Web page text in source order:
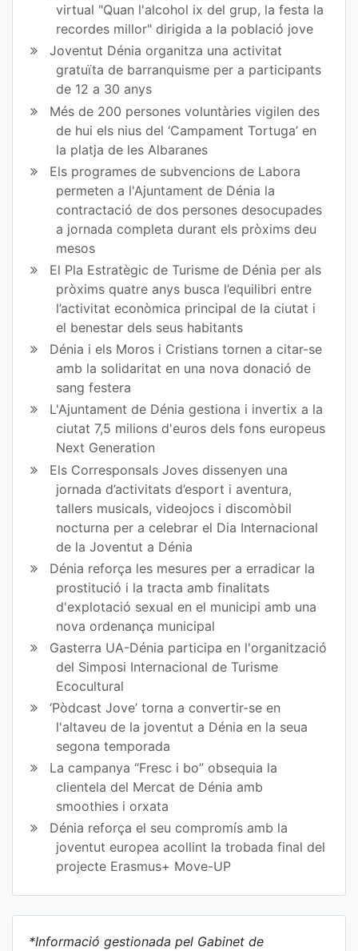
bo
ok
er
virtual "Quan l'alcohol ix del grup, la festa la
recordes millor" dirigida a la població jove
Joventut Dénia organitza una activitat
gratuïta de barranquisme per a participants
de 12 a 30 anys
Més de 200 persones voluntàries vigilen des
de hui els nius del ‘Campament Tortuga’ en
la platja de les Albaranes
Els programes de subvencions de Labora
permeten a l'Ajuntament de Dénia la
contractació de dos persones desocupades
a jornada completa durant els pròxims deu
mesos
El Pla Estratègic de Turisme de Dénia per als
pròxims quatre anys busca l’equilibri entre
l’activitat econòmica principal de la ciutat i
el benestar dels seus habitants
Dénia i els Moros i Cristians tornen a citar-se
amb la solidaritat en una nova donació de
sang festera
L'Ajuntament de Dénia gestiona i invertix a la
ciutat 7,5 milions d'euros dels fons europeus
Next Generation
Els Corresponsals Joves dissenyen una
jornada d’activitats d’esport i aventura,
tallers musicals, videojocs i discomòbil
nocturna per a celebrar el Dia Internacional
de la Joventut a Dénia
Dénia reforça les mesures per a erradicar la
prostitució i la tracta amb finalitats
d'explotació sexual en el municipi amb una
nova ordenança municipal
Gasterra UA-Dénia participa en l'organització
del Simposi Internacional de Turisme
Ecocultural
‘Pòdcast Jove’ torna a convertir-se en
l'altaveu de la joventut a Dénia en la seua
segona temporada
La campanya “Fresc i bo” obsequia la
clientela del Mercat de Dénia amb
smoothies i orxata
Dénia reforça el seu compromís amb la
joventut europea acollint la trobada final del
projecte Erasmus+ Move-UP
*Informació gestionada pel Gabinet de